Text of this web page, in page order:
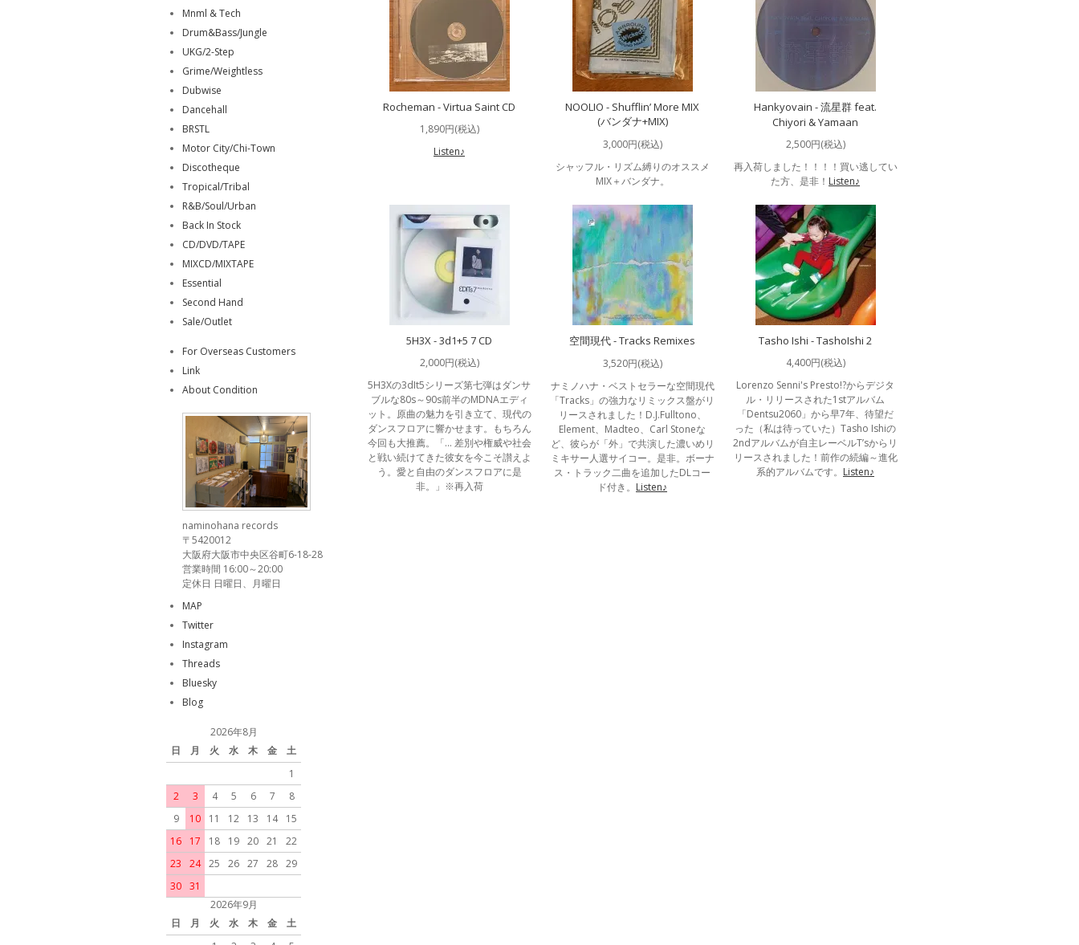
Rocheman - Virtua Saint CD
1,890円(税込)
Listen♪
NOOLIO - Shufflin’ More MIX
(バンダナ+MIX)
3,000円(税込)
シャッフル・リズム縛りのオススメ
MIX＋バンダナ。
Hankyovain - 流星群 feat.
Chiyori & Yamaan
2,500円(税込)
再入荷しました！！！！買い逃してい
た方、是非！ Listen♪
5H3X - 3d1+5 7 CD
2,000円(税込)
5H3Xの3dIt5シリーズ第七弾はダンサ
ブルな80s～90s前半のMDNAエディ
ット。原曲の魅力を引き立て、現代の
ダンスフロアに響かせます。もちろん
今回も大推薦。「… 差別や権威や社会
と戦い続けてきた彼女を今こそ讃えよ
う。愛と自由のダンスフロアに是
非。」※再入荷
空間現代 - Tracks Remixes
3,520円(税込)
ナミノハナ・ベストセラーな空間現代
「Tracks」の強力なリミックス盤がリ
リースされました！D.J.Fulltono、
Element、Madteo、Carl Stoneな
ど、彼らが「外」で共演した濃いめリ
ミキサー人選サイコー。是非。ボーナ
ス・トラック二曲を追加したDLコー
ド付き。 Listen♪
Tasho Ishi - TashoIshi 2
4,400円(税込)
Lorenzo Senni's Presto!?からデジタ
ル・リリースされた1stアルバム
「Dentsu2060」から早7年、待望だ
った（私は待っていた）Tasho Ishiの
2ndアルバムが自主レーベルT’sからリ
リースされました！前作の続編～進化
系的アルバムです。 Listen♪
Mnml & Tech
Drum&Bass/Jungle
UKG/2-Step
Grime/Weightless
Dubwise
Dancehall
BRSTL
Motor City/Chi-Town
Discotheque
Tropical/Tribal
R&B/Soul/Urban
Back In Stock
CD/DVD/TAPE
MIXCD/MIXTAPE
Essential
Second Hand
Sale/Outlet
For Overseas Customers
Link
About Condition
naminohana records
〒5420012
大阪府大阪市中央区谷町6-18-28
営業時間 16:00～20:00
定休日 日曜日、月曜日
MAP
Twitter
Instagram
Threads
Bluesky
Blog
2026年8月
日
月 火 水 木 金
土
1
2
3 4 5 6 7
8
9
10 11 12 13 14
15
16
17 18 19 20 21
22
23
24 25 26 27 28 29
30 31
2026年9月
日
月 火 水 木 金
土